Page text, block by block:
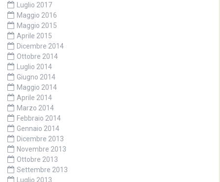
Luglio 2017
Maggio 2016
Maggio 2015
Aprile 2015
Dicembre 2014
Ottobre 2014
Luglio 2014
Giugno 2014
Maggio 2014
Aprile 2014
Marzo 2014
Febbraio 2014
Gennaio 2014
Dicembre 2013
Novembre 2013
Ottobre 2013
Settembre 2013
Luglio 2013